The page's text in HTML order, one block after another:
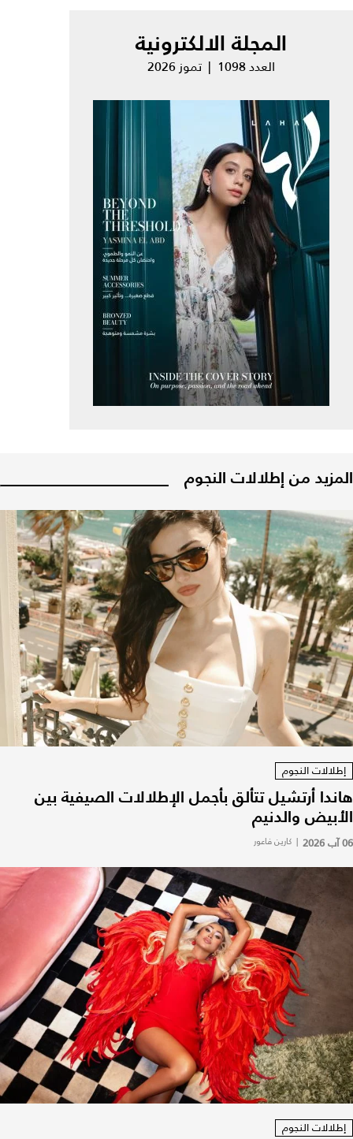
المجلة الالكترونية
العدد 1098 | تموز 2026
المزيد من إطلالات النجوم
إطلالات النجوم
هاندا أرتشيل تتألق بأجمل الإطلالات الصيفية بين
الأبيض والدنيم
06 آب 2026 | كارين فاعور
إطلالات النجوم